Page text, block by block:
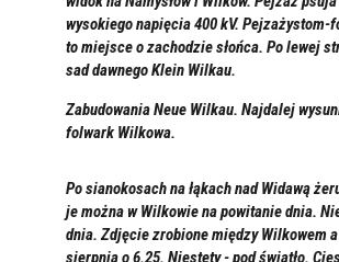
wysokiego napięcia 400 kV.
to miejsce o zachodzie słońca. Po lewej
sad dawnego Klein Wilkau.
Zabudowania Neue Wilkau. Najdalej
folwark Wilkowa.
Po sianokosach na łąkach nad Widawą
je można w Wilkowie na powitanie dnia.
dnia. Zdjęcie zrobione między Wilkowem
sierpnia o 6.25. Niestety - pod światło.